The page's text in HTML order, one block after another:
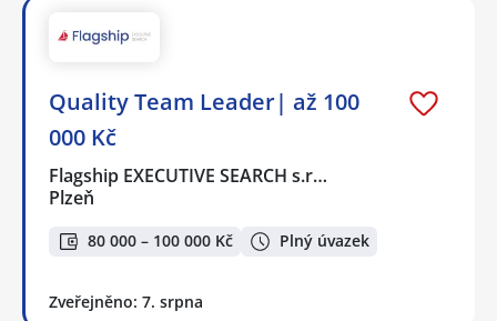
Quality Team Leader| až 100
000 Kč
Flagship EXECUTIVE SEARCH s.r…
Plzeň
80 000 – 100 000 Kč Plný úvazek
Zveřejněno: 7. srpna